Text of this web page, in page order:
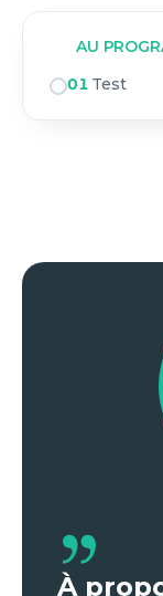
AU
01 Test
À